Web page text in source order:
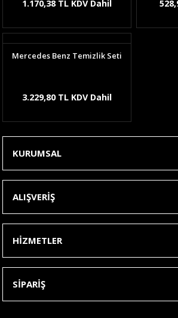
1.170,38 TL KDV Dahil
Mercedes Benz Temizlik Seti
3.229,80 TL KDV Dahil
KURUMSAL
ALIŞVERİŞ
HİZMETLER
SİPARİŞ